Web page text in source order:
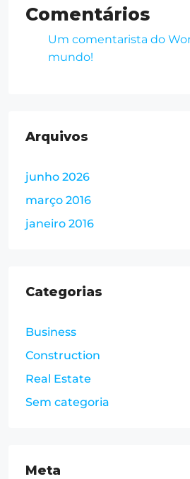
Comentários
Um comentarista do
mundo!
Arquivos
junho 2026
março 2016
janeiro 2016
Categorias
Business
Construction
Real Estate
Sem categoria
Meta